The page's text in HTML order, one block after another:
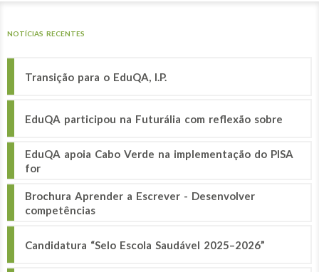
NOTÍCIAS RECENTES
Transição para o EduQA, I.P.
EduQA participou na Futurália com reflexão sobre
EduQA apoia Cabo Verde na implementação do PISA
for
Brochura Aprender a Escrever - Desenvolver
competências
Candidatura “Selo Escola Saudável 2025–2026”